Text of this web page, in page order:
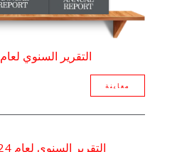
التقرير السنوي لعام 2025 TEF
معاينة
التقرير السنوي لعام 2024 تيف 2024